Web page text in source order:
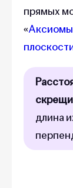
прямых
«
длина